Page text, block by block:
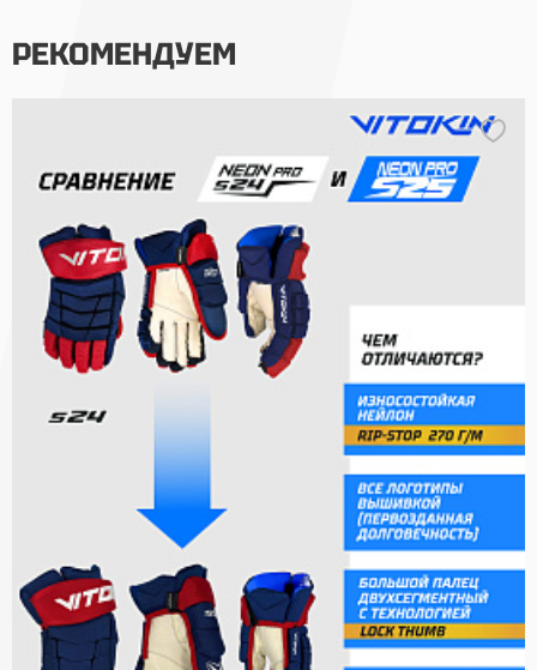
РЕКОМЕНДУЕМ